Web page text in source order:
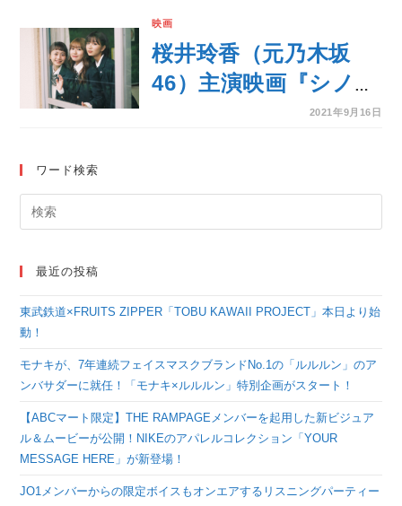
映画
桜井玲香（元乃木坂
46）主演映画『シノノ
メ色の週末』ついに予
決定！
2021年9月16日
ワード検索
最近の投稿
東武鉄道×FRUITS ZIPPER「TOBU KAWAII PROJECT」本日より始
動！
モナキが、7年連続フェイスマスクブランドNo.1の「ルルルン」のア
ンバサダーに就任！「モナキ×ルルルン」特別企画がスタート！
【ABCマート限定】THE RAMPAGEメンバーを起用した新ビジュア
ル＆ムービーが公開！NIKEのアパレルコレクション「YOUR
MESSAGE HERE」が新登場！
JO1メンバーからの限定ボイスもオンエアするリスニングパーティー